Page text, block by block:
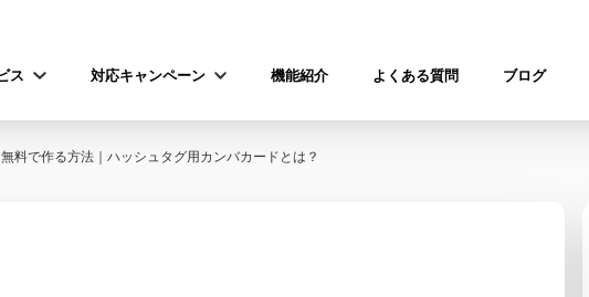
ス 対応キャンペーン 機能紹介 よくある質問 ブログ
料で作る方法｜ハッシュタグ用カンバカードとは？